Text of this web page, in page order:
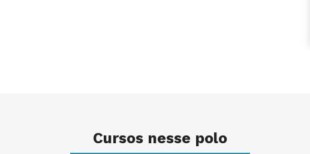
Cursos nesse polo